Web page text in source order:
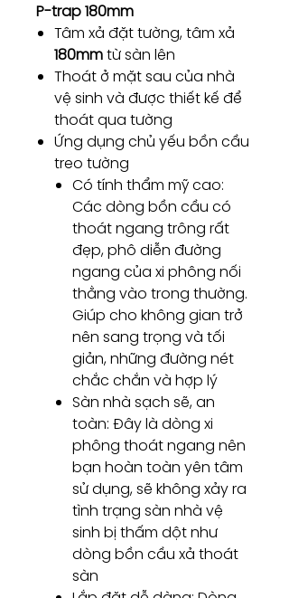
P-trap 180mm
Tâm xả đặt tường, tâm xả
180mmtừ sàn lên
Thoát ở mặt sau của nhà
vệ sinh và được thiết kế để
thoát qua tường
Ứng dụng chủ yếu bồn cầu
treo tường
Có tính thẩm mỹ cao:
Các dòng bồn cầu có
thoát ngang trông rất
đẹp, phô diễn đường
ngang của xi phông nối
thằng vào trong thường.
Giúp cho không gian trở
nên sang trọng và tối
giản, những đường nét
chắc chắn và hợp lý
Sàn nhà sạch sẽ, an
toàn: Đây là dòng xi
phông thoát ngang nên
bạn hoàn toàn yên tâm
sử dụng, sẽ không xảy ra
tình trạng sàn nhà vệ
sinh bị thấm dột như
dòng bồn cầu xả thoát
sàn